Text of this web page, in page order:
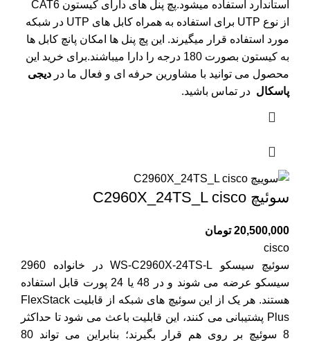
استاندارد استفاده میشود.پچ پنل های دارای کیستون CAT6
از نوع UTP برای استفاده به همراه کابل های UTP در شبکه
مورد استفاده قرار میگیرند. این پچ پنل ها امکان پانچ کابل ها
به کیستون بصورت 180 درجه را دارا میباشند.برای خرید این
محصول می توانید با مشاورین حرفه ای و فعال ما در دیجی
پاسکال در تماس باشید.
سوئیچ C2960X_24TS_L cisco
20,500,000 تومان
cisco
سوئیچ سیسکو WS-C2960X-24TS-L در خانواده 2960
سیسکو عرضه می شوند و در 48 یا 24 پورت قابل استفاده
هستند. هر یک از این سوئیچ های شبکه از قابلیت FlexStack
Plus پشتیبانی می کنند، این قابلیت باعث می شود تا حداکثر
8 سوئیچ بر روی هم قرار بگیرند؛ بنابراین می تواند 80